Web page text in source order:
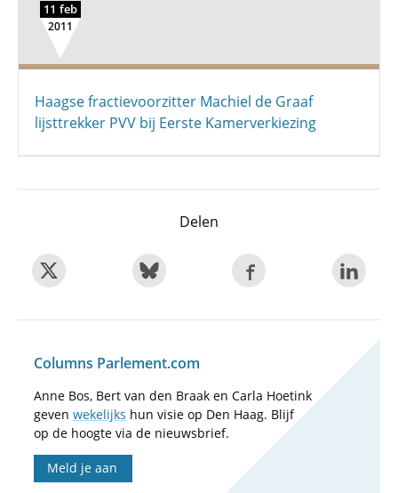
11 feb
2011
Haagse fractievoorzitter Machiel de Graaf
lijsttrekker PVV bij Eerste Kamerverkiezing
Delen
Columns Parlement.com
Anne Bos, Bert van den Braak en Carla Hoetink
geven wekelijks hun visie op Den Haag. Blijf
op de hoogte via de nieuwsbrief.
Meld je aan